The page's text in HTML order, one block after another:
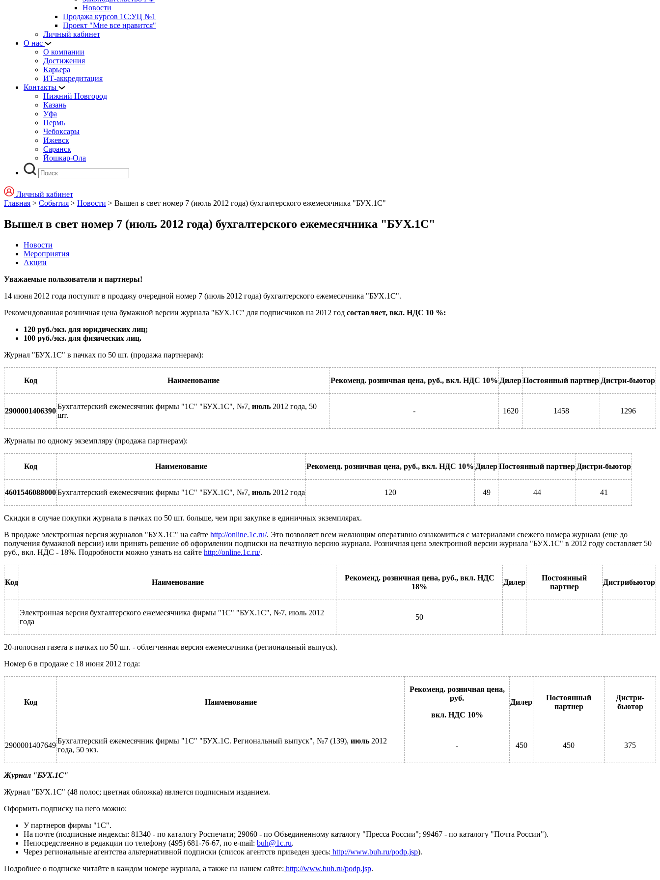
Новости
Продажа курсов 1С:УЦ №1
Проект "Мне все нравится"
Личный кабинет
О нас
О компании
Достижения
Карьера
ИТ-аккредитация
Контакты
Нижний Новгород
Казань
Уфа
Пермь
Чебоксары
Ижевск
Саранск
Йошкар-Ола
Личный кабинет
Главная > События > Новости > Вышел в свет номер 7 (июль 2012 года) бухгалтерского ежемесячника "БУХ.1С"
Вышел в свет номер 7 (июль 2012 года) бухгалтерского ежемесячника "БУХ.1С"
Новости
Мероприятия
Акции
Уважаемые пользователи и партнеры!
14 июня 2012 года поступит в продажу очередной номер 7 (июль 2012 года) бухгалтерского ежемесячника "БУХ.1С".
Рекомендованная розничная цена бумажной версии журнала "БУХ.1С" для подписчиков на 2012 год составляет, вкл. НДС 10 %:
120 руб./экз. для юридических лиц;
100 руб./экз. для физических лиц.
Журнал "БУХ.1С" в пачках по 50 шт. (продажа партнерам):
Код Наименование Рекоменд. розничная цена, руб., вкл. НДС 10% ДилерПостоянный партнер Дистри-бьютор
2900001406390
Бухгалтерский ежемесячник фирмы "1С" "БУХ.1С", №7, июль 2012 года, 50
шт.
- 1620 1458 1296
Журналы по одному экземпляру (продажа партнерам):
Код Наименование Рекоменд. розничная цена, руб., вкл. НДС 10% ДилерПостоянный партнер Дистри-бьютор
4601546088000Бухгалтерский ежемесячник фирмы "1С" "БУХ.1С", №7, июль 2012 года 120 49 44 41
Скидки в случае покупки журнала в пачках по 50 шт. больше, чем при закупке в единичных экземплярах.
В продаже электронная версия журналов "БУХ.1С" на сайте http://online.1c.ru/. Это позволяет всем желающим оперативно ознакомиться с материалами свежего номера журнала (еще до
получения бумажной версии) или принять решение об оформлении подписки на печатную версию журнала. Розничная цена электронной версии журнала "БУХ.1С" в 2012 году составляет 50
руб., вкл. НДС - 18%. Подробности можно узнать на сайте http://online.1c.ru/.
Код Наименование
Рекоменд. розничная цена, руб., вкл. НДС
18%
Дилер
Постоянный
партнер
Дистрибьютор
Электронная версия бухгалтерского ежемесячника фирмы "1С" "БУХ.1С", №7, июль 2012
года
50
20-полосная газета в пачках по 50 шт. - облегченная версия ежемесячника (региональный выпуск).
Номер 6 в продаже с 18 июня 2012 года:
Код Наименование
Рекоменд. розничная цена,
руб.
вкл. НДС 10%
Дилер
Постоянный
партнер
Дистри-
бьютор
2900001407649
Бухгалтерский ежемесячник фирмы "1С" "БУХ.1С. Региональный выпуск", №7 (139), июль 2012
года, 50 экз.
- 450 450 375
Журнал "БУХ.1С"
Журнал "БУХ.1С" (48 полос; цветная обложка) является подписным изданием.
Оформить подписку на него можно:
У партнеров фирмы "1С".
На почте (подписные индексы: 81340 - по каталогу Роспечати; 29060 - по Объединенному каталогу "Пресса России"; 99467 - по каталогу "Почта России").
Непосредственно в редакции по телефону (495) 681-76-67, по e-mail: buh@1c.ru.
Через региональные агентства альтернативной подписки (список агентств приведен здесь: http://www.buh.ru/podp.jsp).
Подробнее о подписке читайте в каждом номере журнала, а также на нашем сайте: http://www.buh.ru/podp.jsp.